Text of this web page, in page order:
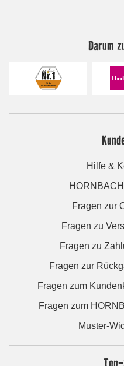
Darum
Hilfe &
Fragen zur
Fragen zu
Fragen zu
Fragen zur
Fragen zum
Fragen zum
Muster-